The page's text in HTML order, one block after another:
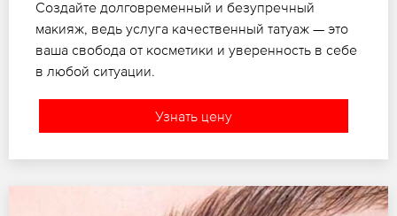
Создайте долговременный и безупречный
макияж, ведь услуга качественный татуаж — это
ваша свобода от косметики и уверенность в себе
в любой ситуации.
Узнать цену